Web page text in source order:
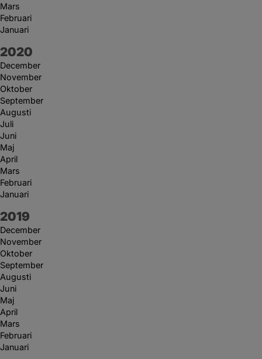
Mars
Februari
Januari
År:
2020
December
November
Oktober
September
Augusti
Juli
Juni
Maj
April
Mars
Februari
Januari
År:
2019
December
November
Oktober
September
Augusti
Juni
Maj
April
Mars
Februari
Januari